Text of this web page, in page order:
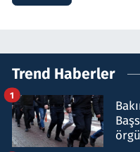
Trend Haberler
1